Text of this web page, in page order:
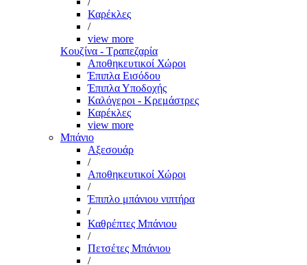
Καρέκλες
/
view more
Κουζίνα - Τραπεζαρία
Αποθηκευτικοί Χώροι
Έπιπλα Εισόδου
Έπιπλα Υποδοχής
Καλόγεροι - Κρεμάστρες
Καρέκλες
view more
Μπάνιο
Αξεσουάρ
/
Αποθηκευτικοί Χώροι
/
Έπιπλο μπάνιου νιπτήρα
/
Καθρέπτες Μπάνιου
/
Πετσέτες Μπάνιου
/